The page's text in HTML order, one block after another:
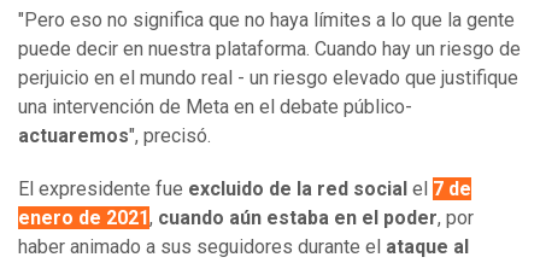
"Pero eso no significa que no haya límites a lo que la gente
puede decir en nuestra plataforma. Cuando hay un riesgo de
perjuicio en el mundo real - un riesgo elevado que justifique
una intervención de Meta en el debate público-
actuaremos", precisó.
El expresidente fue excluido de la red social el 7 de
enero de 2021, cuando aún estaba en el poder, por
haber animado a sus seguidores durante el ataque al